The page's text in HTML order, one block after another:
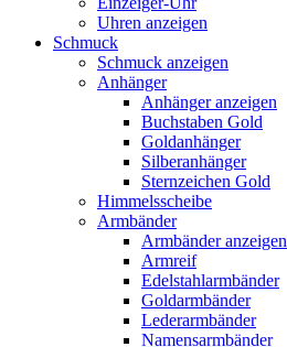
Uhren anzeigen
Schmuck
Schmuck anzeigen
Anhänger
Anhänger anzeigen
Buchstaben Gold
Goldanhänger
Silberanhänger
Sternzeichen Gold
Himmelsscheibe
Armbänder
Armbänder anzeigen
Armreif
Edelstahlarmbänder
Goldarmbänder
Lederarmbänder
Namensarmbänder